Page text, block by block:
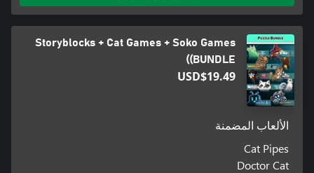
Storyblocks + Cat Games + Soko Games
(BUNDLE)
USD$19.49
الألعاب المضمنة
Cat Pipes
Doctor Cat